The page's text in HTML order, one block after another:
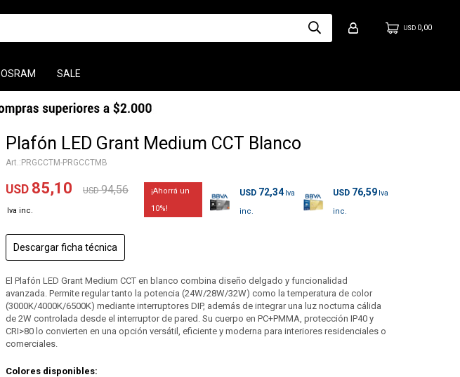
OSRAM SALE
USD 0,00
Plafón LED Grant Medium CCT Blanco
PRGCCTM-PRGCCTMB
USD 85,10 USD 94,56
10
USD 72,34 USD 76,59
Descargar ficha técnica
El Plafón LED Grant Medium CCT en blanco combina diseño delgado y funcionalidad
avanzada. Permite regular tanto la potencia (24W/28W/32W) como la temperatura de color
(3000K/4000K/6500K) mediante interruptores DIP, además de integrar una luz nocturna cálida
de 2W controlada desde el interruptor de pared. Su cuerpo en PC+PMMA, protección IP40 y
CRI>80 lo convierten en una opción versátil, eficiente y moderna para interiores residenciales o
comerciales.
Colores disponibles: